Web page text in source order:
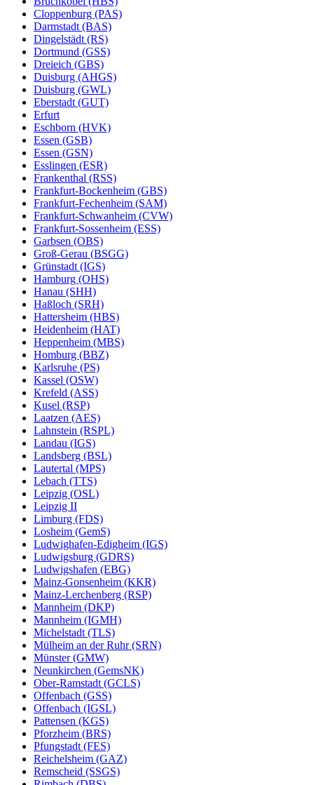
Cloppenburg (PAS)
Darmstadt (BAS)
Dingelstädt (RS)
Dortmund (GSS)
Dreieich (GBS)
Duisburg (AHGS)
Duisburg (GWL)
Eberstadt (GUT)
Erfurt
Eschborn (HVK)
Essen (GSB)
Essen (GSN)
Esslingen (ESR)
Frankenthal (RSS)
Frankfurt-Bockenheim (GBS)
Frankfurt-Fechenheim (SAM)
Frankfurt-Schwanheim (CVW)
Frankfurt-Sossenheim (ESS)
Garbsen (OBS)
Groß-Gerau (BSGG)
Grünstadt (IGS)
Hamburg (OHS)
Hanau (SHH)
Haßloch (SRH)
Hattersheim (HBS)
Heidenheim (HAT)
Heppenheim (MBS)
Homburg (BBZ)
Karlsruhe (PS)
Kassel (OSW)
Krefeld (ASS)
Kusel (RSP)
Laatzen (AES)
Lahnstein (RSPL)
Landau (IGS)
Landsberg (BSL)
Lautertal (MPS)
Lebach (TTS)
Leipzig (OSL)
Leipzig II
Limburg (FDS)
Losheim (GemS)
Ludwighafen-Edigheim (IGS)
Ludwigsburg (GDRS)
Ludwigshafen (EBG)
Mainz-Gonsenheim (KKR)
Mainz-Lerchenberg (RSP)
Mannheim (DKP)
Mannheim (IGMH)
Michelstadt (TLS)
Mülheim an der Ruhr (SRN)
Münster (GMW)
Neunkirchen (GemsNK)
Ober-Ramstadt (GCLS)
Offenbach (GSS)
Offenbach (IGSL)
Pattensen (KGS)
Pforzheim (BRS)
Pfungstadt (FES)
Reichelsheim (GAZ)
Remscheid (SSGS)